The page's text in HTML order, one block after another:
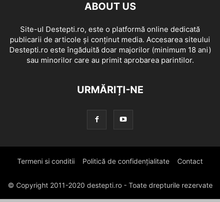
ABOUT US
Site-ul Destepti.ro, este o platformă online dedicată
publicarii de articole și conținut media. Accesarea siteului
Destepti.ro este îngăduită doar majorilor (minimum 18 ani)
sau minorilor care au primit aprobarea parintilor.
URMĂRIȚI-NE
Termeni si conditii Politică de confidențialitate Contact
© Copyright 2011-2020 destepti.ro - Toate drepturile rezervate